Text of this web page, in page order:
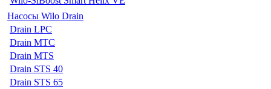
Насосы Wilo Drain
Drain LPC
Drain MTC
Drain MTS
Drain STS 40
Drain STS 65